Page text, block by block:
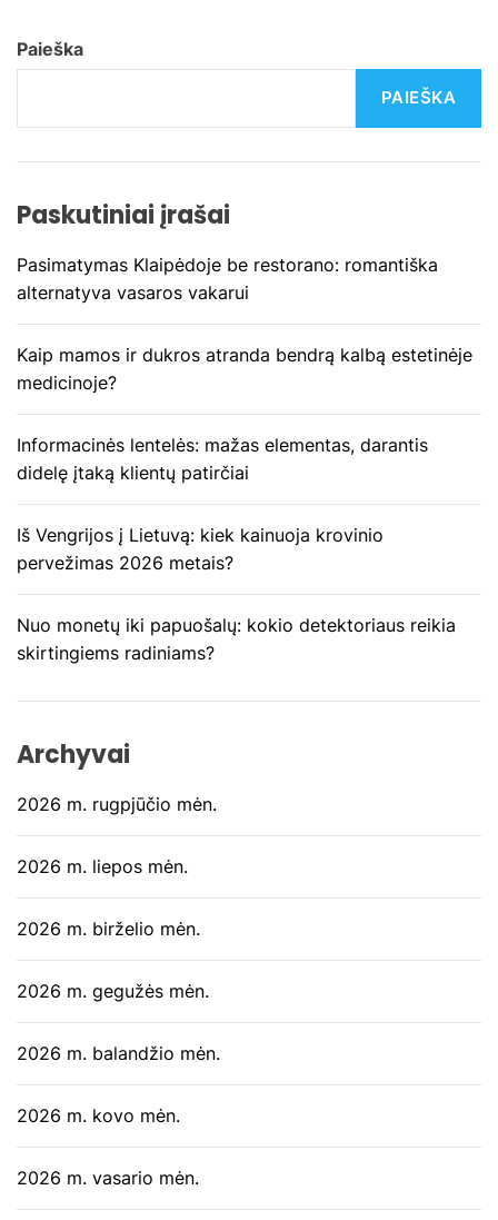
c
j
a
t
a
r
p
į
r
a
š
ų
Paieška
PAIEŠKA
Paskutiniai įrašai
Pasimatymas Klaipėdoje be restorano: romantiška
alternatyva vasaros vakarui
Kaip mamos ir dukros atranda bendrą kalbą estetinėje
medicinoje?
Informacinės lentelės: mažas elementas, darantis
didelę įtaką klientų patirčiai
Iš Vengrijos į Lietuvą: kiek kainuoja krovinio
pervežimas 2026 metais?
Nuo monetų iki papuošalų: kokio detektoriaus reikia
skirtingiems radiniams?
Archyvai
2026 m. rugpjūčio mėn.
2026 m. liepos mėn.
2026 m. birželio mėn.
2026 m. gegužės mėn.
2026 m. balandžio mėn.
2026 m. kovo mėn.
2026 m. vasario mėn.